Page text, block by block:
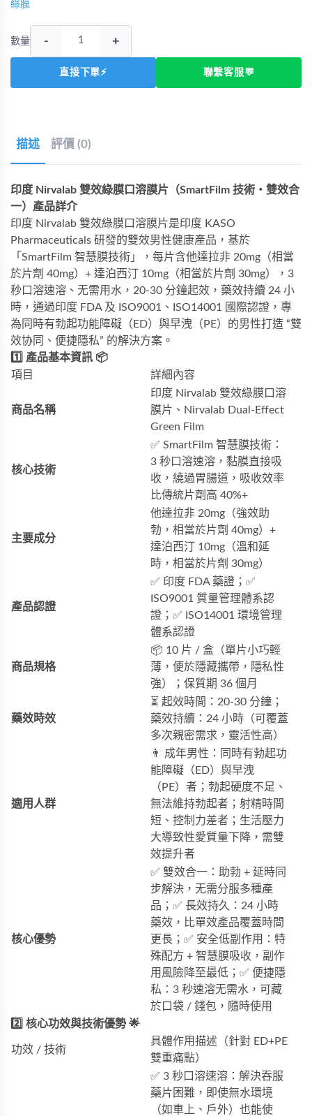
綠膜
數量 - +
直接下單⚡ 聯繫客服💬
描述 評價 (0)
印度 Nirvalab 雙效綠膜口溶膜片（SmartFilm 技術・雙效合
一）產品詳介
印度 Nirvalab 雙效綠膜口溶膜片是印度 KASO
Pharmaceuticals 研發的雙效男性健康產品，基於
「SmartFilm 智慧膜技術」，每片含他達拉非 20mg（相當
於片劑 40mg）+ 達泊西汀 10mg（相當於片劑 30mg），3
秒口溶速溶、无需用水，20-30 分鐘起效，藥效持續 24 小
時，通過印度 FDA 及 ISO9001、ISO14001 國際認證，專
為同時有勃起功能障礙（ED）與早洩（PE）的男性打造 “雙
效协同、便捷隱私” 的解決方案。
1️⃣ 產品基本資訊 📦
項目
詳細內容
商品名稱
印度 Nirvalab 雙效綠膜口溶
膜片、Nirvalab Dual-Effect
Green Film
核心技術
✅ SmartFilm 智慧膜技術：
3 秒口溶速溶，黏膜直接吸
收，繞過胃腸道，吸收效率
比傳統片劑高 40%+
主要成分
他達拉非 20mg（強效助
勃，相當於片劑 40mg）+
達泊西汀 10mg（溫和延
時，相當於片劑 30mg）
產品認證
✅ 印度 FDA 藥證；✅
ISO9001 質量管理體系認
證；✅ ISO14001 環境管理
體系認證
商品規格
📦 10 片 / 盒（單片小巧輕
薄，便於隱藏攜帶，隱私性
強）；保質期 36 個月
藥效時效
⏳ 起效時間：20-30 分鐘；
藥效持續：24 小時（可覆蓋
多次親密需求，靈活性高）
適用人群
👨 成年男性：同時有勃起功
能障礙（ED）與早洩
（PE）者；勃起硬度不足、
無法維持勃起者；射精時間
短、控制力差者；生活壓力
大導致性愛質量下降，需雙
效提升者
核心優勢
✅ 雙效合一：助勃 + 延時同
步解決，无需分服多種產
品；✅ 長效持久：24 小時
藥效，比單效產品覆蓋時間
更長；✅ 安全低副作用：特
殊配方 + 智慧膜吸收，副作
用風險降至最低；✅ 便捷隱
私：3 秒速溶无需水，可藏
於口袋 / 錢包，隨時使用
2️⃣ 核心功效與技術優勢 🌟
功效 / 技術
具體作用描述（針對 ED+PE
雙重痛點）
✅ 3 秒口溶速溶：解決吞服
藥片困難，即使無水環境
（如車上、戶外）也能使